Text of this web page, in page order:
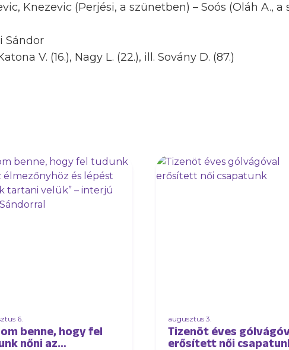
Knezevic (Perjési, a szünetben) – Soós (Oláh A.,
Sándor
V. (16.), Nagy L. (22.), ill. Sovány D. (87.)
6.
benne, hogy fel
nőni az
augusztus 3.
Tizenöt éves
erősített női